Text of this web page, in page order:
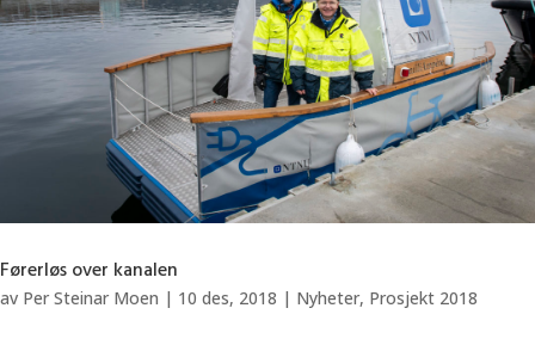
Førerløs over kanalen
av Per Steinar Moen | 10 des, 2018 | Nyheter, Prosjekt 2018